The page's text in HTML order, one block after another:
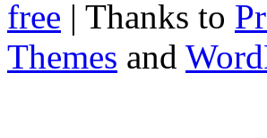
free | Thanks to
Themes and